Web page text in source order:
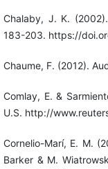
Chalaby, J. K.
183-203. https://
Chaume, F. (2012).
Comlay, E. &
U.S. http://
Cornelio-Marí, E. M.
Barker & M.